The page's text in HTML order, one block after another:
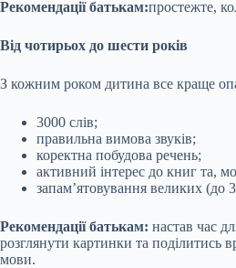
Рекомендації батькам:простежте,
Від чотирьох до шести років
З кожним роком дитина все краще
3000 слів;
правильна вимова звуків;
коректна побудова речень;
активний інтерес до книг та,
запам’ятовування великих (до
Рекомендації батькам: настав час
розглянути картинки та поділитись
мови.